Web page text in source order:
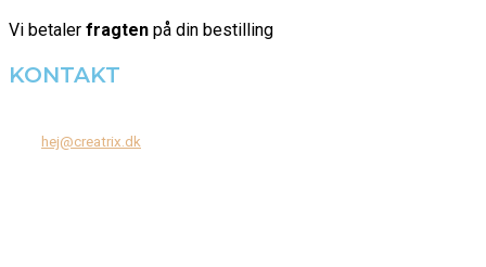
Vi betaler fragten på din bestilling
KONTAKT
hej@creatrix.dk